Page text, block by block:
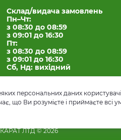
Склад/видача замовлень
Пн–Чт:
з 08:30 до 08:59
з 09:01 до 16:30
Пт:
з 08:30 до 08:59
з 09:01 до 16:30
Сб, Нд: вихідний
КАРАТ ЛТД © 2026
персональних даних
що Ви розумієте і приймаєте всі